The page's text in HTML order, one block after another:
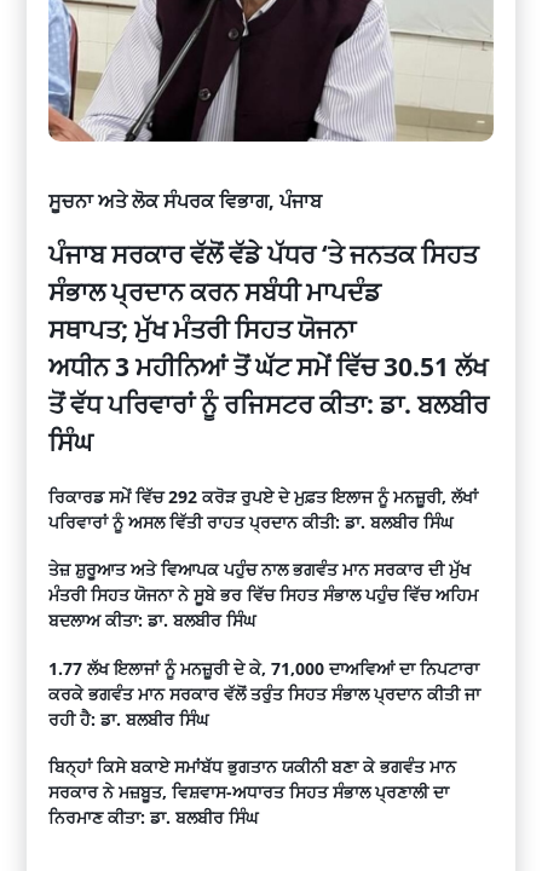
ਸੂਚਨਾ ਅਤੇ ਲੋਕ ਸੰਪਰਕ ਵਿਭਾਗ,ਪੰਜਾਬ
ਪੰਜਾਬ ਸਰਕਾਰ ਵੱਲੋਂ ਵੱਡੇ ਪੱਧਰ‘ਤੇ ਜਨਤਕ ਸਿਹਤ
ਸੰਭਾਲ ਪ੍ਰਦਾਨ ਕਰਨ ਸਬੰਧੀ ਮਾਪਦੰਡ
ਸਥਾਪਤ;ਮੁੱਖ ਮੰਤਰੀ ਸਿਹਤ ਯੋਜਨਾ
ਅਧੀਨ3ਮਹੀਨਿਆਂ ਤੋਂ ਘੱਟ ਸਮੇਂ ਵਿੱਚ30.51 ਲੱਖ
ਤੋਂ ਵੱਧ ਪਰਿਵਾਰਾਂ ਨੂੰ ਰਜਿਸਟਰ ਕੀਤਾ: ਡਾ. ਬਲਬੀਰ
ਸਿੰਘ
ਰਿਕਾਰਡ ਸਮੇਂ ਵਿੱਚ292 ਕਰੋੜ ਰੁਪਏ ਦੇ ਮੁਫ਼ਤ ਇਲਾਜ ਨੂੰ ਮਨਜ਼ੂਰੀ,ਲੱਖਾਂ
ਪਰਿਵਾਰਾਂ ਨੂੰ ਅਸਲ ਵਿੱਤੀ ਰਾਹਤ ਪ੍ਰਦਾਨ ਕੀਤੀ: ਡਾ. ਬਲਬੀਰ ਸਿੰਘ
ਤੇਜ਼ ਸ਼ੁਰੂਆਤ ਅਤੇ ਵਿਆਪਕ ਪਹੁੰਚ ਨਾਲ ਭਗਵੰਤ ਮਾਨ ਸਰਕਾਰ ਦੀ ਮੁੱਖ
ਮੰਤਰੀ ਸਿਹਤ ਯੋਜਨਾ ਨੇ ਸੂਬੇ ਭਰ ਵਿੱਚ ਸਿਹਤ ਸੰਭਾਲ ਪਹੁੰਚ ਵਿੱਚ ਅਹਿਮ
ਬਦਲਾਅ ਕੀਤਾ: ਡਾ. ਬਲਬੀਰ ਸਿੰਘ
1.77ਲੱਖ ਇਲਾਜਾਂ ਨੂੰ ਮਨਜ਼ੂਰੀ ਦੇ ਕੇ, 71,000 ਦਾਅਵਿਆਂ ਦਾ ਨਿਪਟਾਰਾ
ਕਰਕੇ ਭਗਵੰਤ ਮਾਨ ਸਰਕਾਰ ਵੱਲੋਂ ਤਰੁੰਤ ਸਿਹਤ ਸੰਭਾਲ ਪ੍ਰਦਾਨ ਕੀਤੀ ਜਾ
ਰਹੀ ਹੈ: ਡਾ. ਬਲਬੀਰ ਸਿੰਘ
ਬਿਨ੍ਹਾਂ ਕਿਸੇ ਬਕਾਏ ਸਮਾਂਬੱਧ ਭੁਗਤਾਨ ਯਕੀਨੀ ਬਣਾ ਕੇ ਭਗਵੰਤ ਮਾਨ
ਸਰਕਾਰ ਨੇ ਮਜ਼ਬੂਤ,ਵਿਸ਼ਵਾਸ-ਅਧਾਰਤ ਸਿਹਤ ਸੰਭਾਲ ਪ੍ਰਣਾਲੀ ਦਾ
ਨਿਰਮਾਣ ਕੀਤਾ: ਡਾ. ਬਲਬੀਰ ਸਿੰਘ